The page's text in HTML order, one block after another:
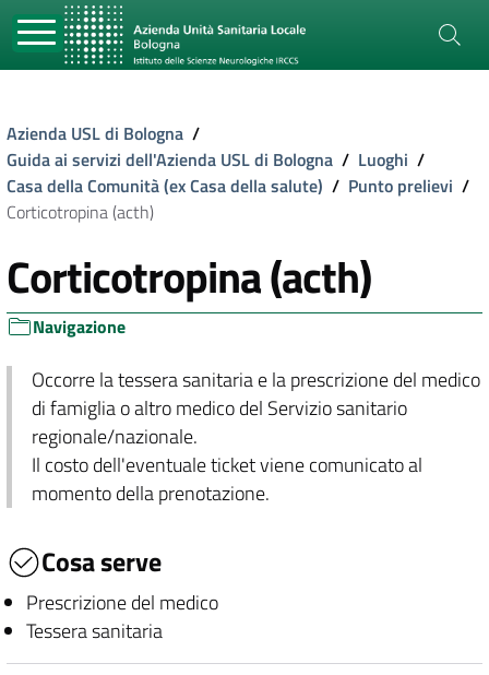
Azienda USL di Bologna /
Guida ai servizi dell'Azienda USL di Bologna / Luoghi /
Casa della Comunità (ex Casa della salute) / Punto prelievi /
Corticotropina (acth)
Corticotropina (acth)
Navigazione
Occorre la tessera sanitaria e la prescrizione del medico
di famiglia o altro medico del Servizio sanitario
regionale/nazionale.
Il costo dell'eventuale ticket viene comunicato al
momento della prenotazione.
Cosa serve
Prescrizione del medico
Tessera sanitaria